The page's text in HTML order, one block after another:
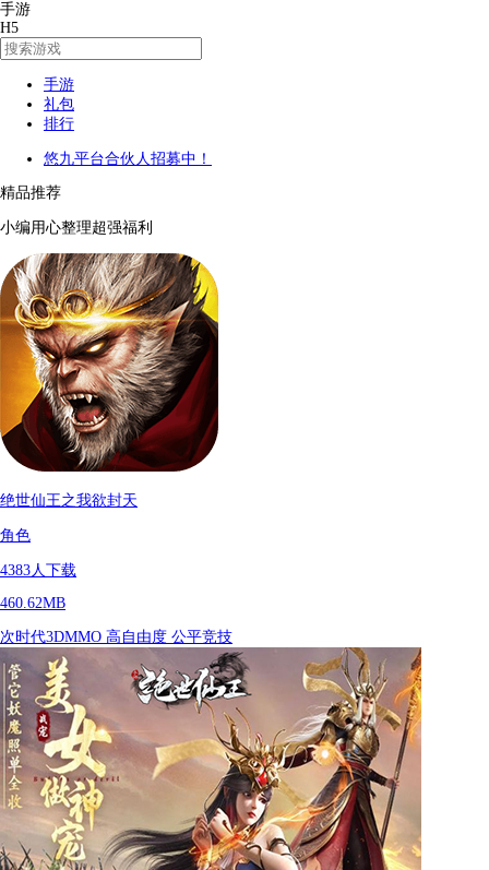
手游
H5
手游
礼包
排行
悠九平台合伙人招募中！
精品推荐
小编用心整理超强福利
绝世仙王之我欲封天
角色
4383 人下载
460.62MB
次时代3DMMO 高自由度 公平竞技